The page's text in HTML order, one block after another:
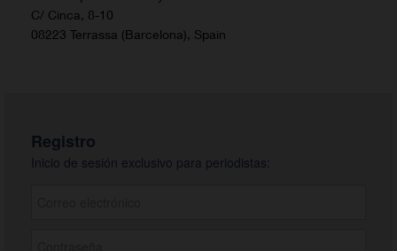
C/ Cinca, 8-10
08223 Terrassa (Barcelona), Spain
Registro
Inicio de sesión exclusivo para periodistas: